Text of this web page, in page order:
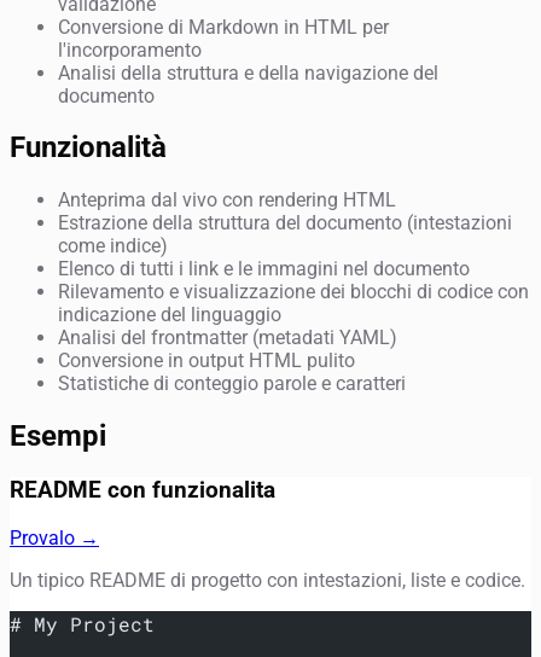
Conversione di Markdown in HTML per
l'incorporamento
Analisi della struttura e della navigazione del
documento
Funzionalità
Anteprima dal vivo con rendering HTML
Estrazione della struttura del documento (intestazioni
come indice)
Elenco di tutti i link e le immagini nel documento
Rilevamento e visualizzazione dei blocchi di codice con
indicazione del linguaggio
Analisi del frontmatter (metadati YAML)
Conversione in output HTML pulito
Statistiche di conteggio parole e caratteri
Esempi
README con funzionalita
Provalo →
Un tipico README di progetto con intestazioni, liste e codice.
# My Project